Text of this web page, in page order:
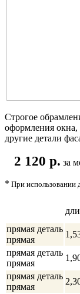
Строгое
оформления окна,
другие детали
2 120 p. за
* При использовании
прямая деталь
прямая
прямая деталь
прямая
прямая деталь
прямая